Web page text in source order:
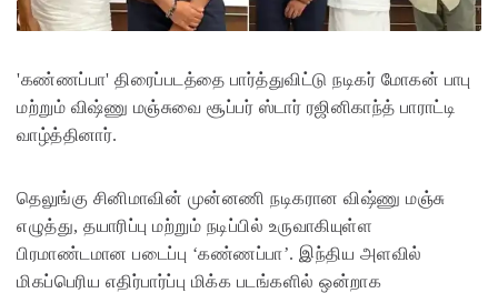
'கண்ணப்பா' திரைப்படத்தை பார்த்துவிட்டு நடிகர் மோகன் பாபு
மற்றும் விஷ்ணு மஞ்சுவை சூப்பர் ஸ்டார் ரஜினிகாந்த் பாராட்டி
வாழ்த்தினார்.
தெலுங்கு சினிமாவின் முன்னணி நடிகரான விஷ்ணு மஞ்சு
எழுத்து, தயாரிப்பு மற்றும் நடிப்பில் உருவாகியுள்ள
பிரமாண்டமான படைப்பு ‘கண்ணப்பா’. இந்திய அளவில்
மிகப்பெரிய எதிர்பார்ப்பு மிக்க படங்களில் ஒன்றாக